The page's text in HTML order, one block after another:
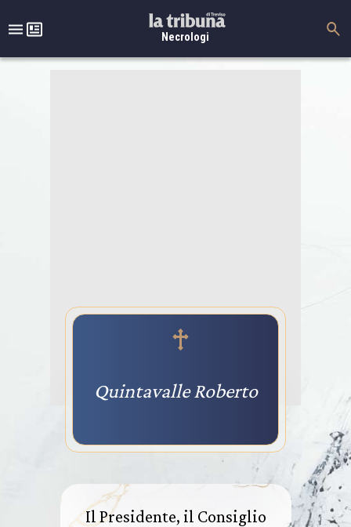
Necrologi
Quintavalle Roberto
Il Presidente, il Consiglio